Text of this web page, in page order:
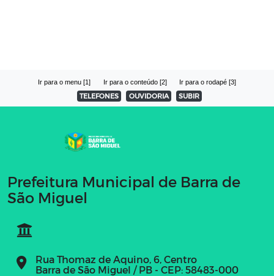
Ir para o menu [1] Ir para o conteúdo [2] Ir para o rodapé [3]
TELEFONES OUVIDORIA SUBIR
Prefeitura Municipal de Barra de
São Miguel
Rua Thomaz de Aquino, 6, Centro
Barra de São Miguel / PB - CEP: 58483-000